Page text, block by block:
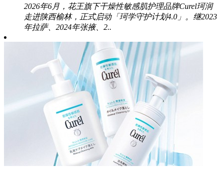
2026年6月，花王旗下干燥性敏感肌护理品牌Curel珂润
走进陕西榆林，正式启动「珂学守护计划4.0」。继2023
年拉萨、2024年张掖、2..